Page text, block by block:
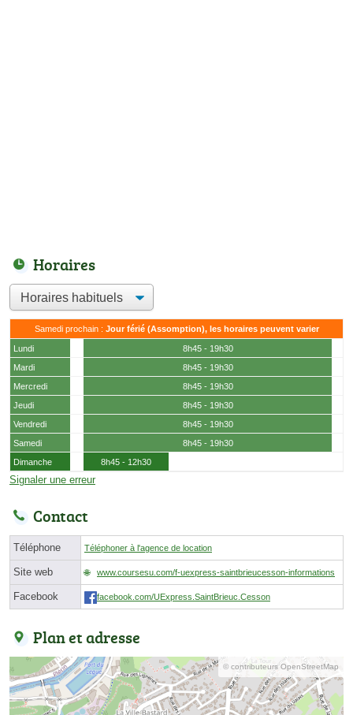
Horaires
Samedi prochain : Jour férié (Assomption), les horaires peuvent varier
Lundi
8h45 - 19h30
Mardi
8h45 - 19h30
Mercredi
8h45 - 19h30
Jeudi
8h45 - 19h30
Vendredi
8h45 - 19h30
Samedi
8h45 - 19h30
Dimanche
8h45 - 12h30
Signaler une erreur
Contact
Téléphone Téléphoner à l'agence de location
Site web www.coursesu.com/f-uexpress-saintbrieucesson-informations
Facebook facebook.com/UExpress.SaintBrieuc.Cesson
Plan et adresse
© contributeurs OpenStreetMap